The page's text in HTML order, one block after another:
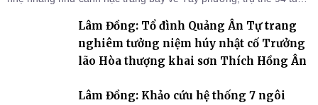
Lâm Đồng: Tổ đình Quảng Ân Tự trang
nghiêm tưởng niệm húy nhật cố Trưởng
lão Hòa thượng khai sơn Thích Hồng Ân
Lâm Đồng: Khảo cứu hệ thống 7 ngôi